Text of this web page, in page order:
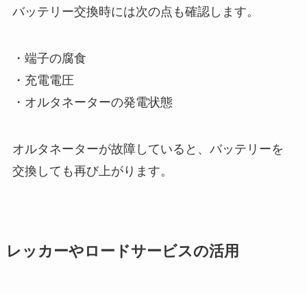
バッテリー交換時には次の点も確認します。
・端子の腐食
・充電電圧
・オルタネーターの発電状態
オルタネーターが故障していると、バッテリーを
交換しても再び上がります。
レッカーやロードサービスの活用